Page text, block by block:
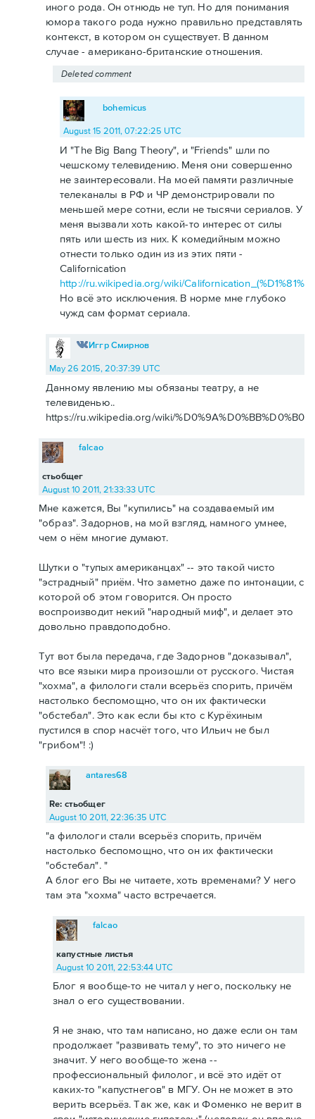
иного рода. Он отнюдь не туп. Но для понимания
юмора такого рода нужно правильно представлять
контекст, в котором он существует. В данном
случае - американо-британские отношения.
Deleted comment
bohemicus
August 15 2011, 07:22:25 UTC
И "The Big Bang Theory", и "Friends" шли по
чешскому телевидению. Меня они совершенно
не заинтересовали. На моей памяти различные
телеканалы в РФ и ЧР демонстрировали по
меньшей мере сотни, если не тысячи сериалов. У
меня вызвали хоть какой-то интерес от силы
пять или шесть из них. К комедийным можно
отнести только один из из этих пяти -
Californication
http://ru.wikipedia.org/wiki/
Но всё это исключения. В норме мне глубоко
чужд сам формат сериала.
Иггр Смирнов
May 26 2015, 20:37:39 UTC
Данному явлению мы обязаны театру, а не
телевиденью..
https://ru.wikipedia.org/wiki/
стьобщег
falcao
August 10 2011, 21:33:33 UTC
Мне кажется, Вы "купились" на создаваемый им
"образ". Задорнов, на мой взгляд, намного умнее,
чем о нём многие думают.
Шутки о "тупых американцах" -- это такой чисто
"эстрадный" приём. Что заметно даже по интонации, с
которой об этом говорится. Он просто
воспроизводит некий "народный миф", и делает это
довольно правдоподобно.
Тут вот была передача, где Задорнов "доказывал",
что все языки мира произошли от русского. Чистая
"хохма", а филологи стали всерьёз спорить, причём
настолько беспомощно, что он их фактически
"обстебал". Это как если бы кто с Курёхиным
пустился в спор насчёт того, что Ильич не был
"грибом"! :)
Re: стьобщег
antares68
August 10 2011, 22:36:35 UTC
"а филологи стали всерьёз спорить, причём
настолько беспомощно, что он их фактически
"обстебал". "
А блог его Вы не читаете, хоть временами? У него
там эта "хохма" часто встречается.
капустные листья
falcao
August 10 2011, 22:53:44 UTC
Блог я вообще-то не читал у него, поскольку не
знал о его существовании.
Я не знаю, что там написано, но даже если он там
продолжает "развивать тему", то это ничего не
значит. У него вообще-то жена --
профессиональный филолог, и всё это идёт от
каких-то "капустнегов" в МГУ. Он не может в это
верить всерьёз. Так же, как и Фоменко не верит в